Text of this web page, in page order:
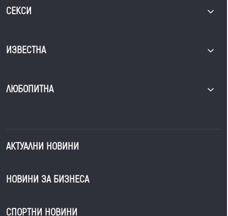
СЕКСИ
ИЗВЕСТНА
ЛЮБОПИТНА
АКТУАЛНИ НОВИНИ
НОВИНИ ЗА БИЗНЕСА
СПОРТНИ НОВИНИ